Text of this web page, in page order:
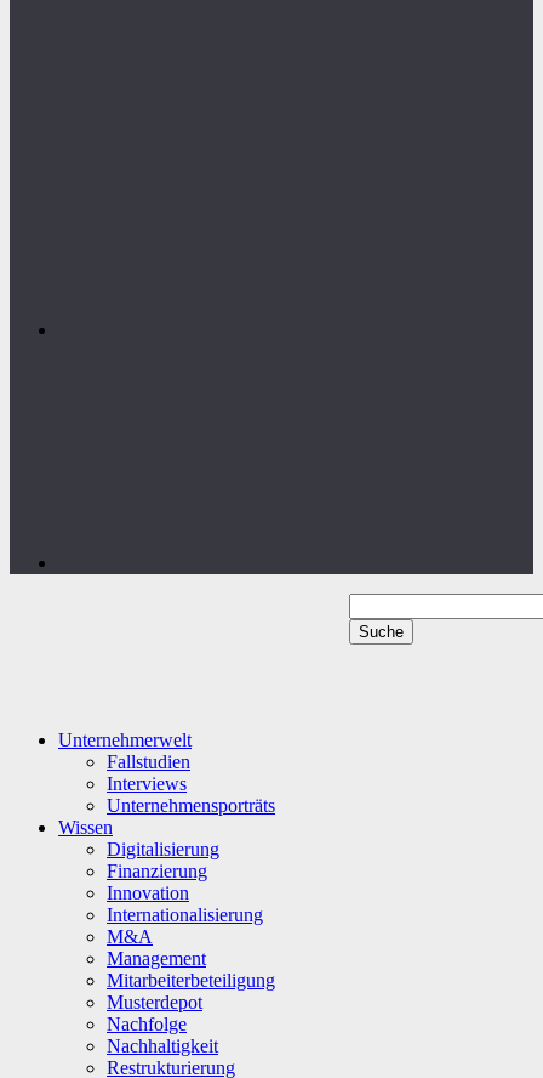
Unternehmerwelt
Fallstudien
Interviews
Unternehmensporträts
Wissen
Digitalisierung
Finanzierung
Innovation
Internationalisierung
M&A
Management
Mitarbeiterbeteiligung
Musterdepot
Nachfolge
Nachhaltigkeit
Restrukturierung